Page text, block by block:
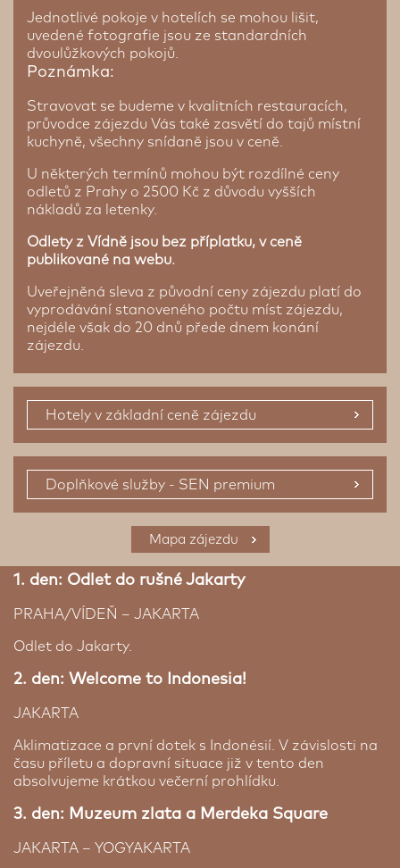
Jednotlivé pokoje v hotelích se mohou lišit,
uvedené fotografie jsou ze standardních
dvoulůžkových pokojů.
Poznámka:
Stravovat se budeme v kvalitních restauracích,
průvodce zájezdu Vás také zasvětí do tajů místní
kuchyně, všechny snídaně jsou v ceně.
U některých termínů mohou být rozdílné ceny
odletů z Prahy o 2500 Kč z důvodu vyšších
nákladů za letenky.
Odlety z Vídně jsou bez příplatku, v ceně
publikované na webu.
Uveřejněná sleva z původní ceny zájezdu platí do
vyprodávání stanoveného počtu míst zájezdu,
nejdéle však do 20 dnů přede dnem konání
zájezdu.
Hotely v základní ceně zájezdu
Yogyakarta | 3 noci
Hotel Kimaya Sudirman Yogyakarta by Harris
nabízí komfortní klimatizované pokoje přímo v
centru města. Nabízí bezplatné Wi-Fi připojení na
internet. Stylové pokoje jsou zařízeny dřevěným
nábytkem a mají příjemný žlutý interiér.
dispozici je příslušenství pro přípravu kávy/čaje a
satelitní TV s plochou obrazovkou.
Doplňkové služby - SEN premium
Prémiové ubytování
Mapa zájezdu
1. den: Odlet do rušné Jakarty
PRAHA/VÍDEŇ – JAKARTA
Odlet do Jakarty.
2. den: Welcome to Indonesia!
JAKARTA
Aklimatizace a první dotek s Indonésií. V závislosti na
času příletu a dopravní situace již v tento den
absolvujeme krátkou večerní prohlídku.
3. den: Muzeum zlata a Merdeka Square
JAKARTA – YOGYAKARTA